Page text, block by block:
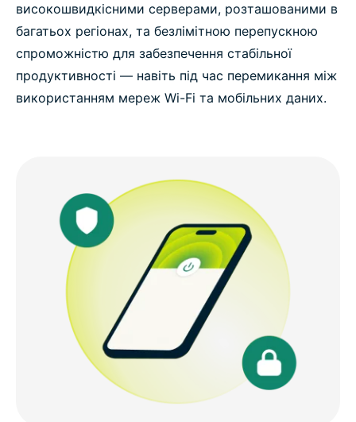
високошвидкісними серверами, розташованими в
багатьох регіонах, та безлімітною перепускною
спроможністю для забезпечення стабільної
продуктивності — навіть під час перемикання між
використанням мереж Wi-Fi та мобільних даних.